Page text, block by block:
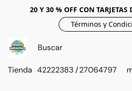
20 Y 30 % OFF CON TARJETAS
Términos y
Tienda 42222383 / 27064797